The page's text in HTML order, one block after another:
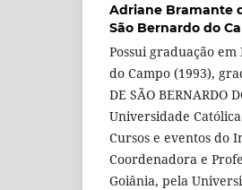
Adriane Bramante
São Bernardo do
Possui graduação
do Campo (1993),
DE SÃO BERNARDO
Universidade
Cursos e eventos do
Coordenadora e
Goiânia, pela